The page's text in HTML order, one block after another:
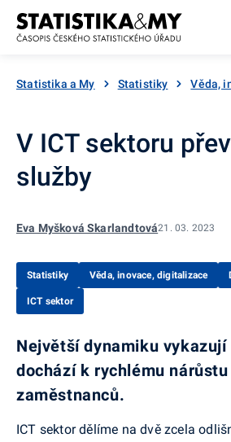
Přejít k obsahu
Statistika a My Statistiky Věda,
V ICT sektoru
služby
Eva Myšková Skarlandtová21. 03. 2023
Statistiky Věda, inovace, digitalizace
ICT sektor
Největší dynamiku vykazují
dochází k rychlému
zaměstnanců.
ICT sektor dělíme na dvě zcela